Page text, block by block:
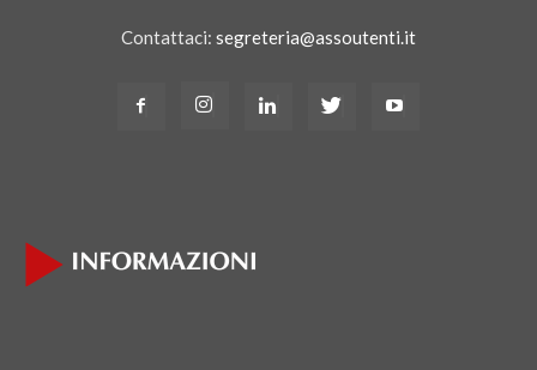
Contattaci: segreteria@assoutenti.it